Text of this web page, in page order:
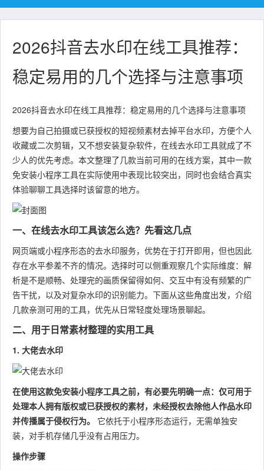
2026抖音去水印在线工具推荐：
稳定易用的几个选择与注意事项
2026抖音去水印在线工具推荐：稳定易用的几个选择与注意事项
想要为自己拍摄或已获授权的短视频素材去掉平台水印，方便个人
收藏或二次剪辑，又不想安装复杂软件，在线去水印工具就成了不
少人的优先考虑。本文整理了几款当前可用的在线方案，其中一款
免安装小程序工具在实际使用中表现比较突出，同时也会结合真实
体验聊聊工具选择时该留意的地方。
一、在线去水印工具该怎么选？先看这几点
网页端或小程序形态的去水印服务，优势在于打开即用，但也因此
存在水平参差不齐的情况。选择时可以侧重观察几个实际维度：解
析是不是顺畅、处理完的画质保留得如何、交互中有没有频繁的广
告干扰，以及对复杂水印的识别能力。下面从这些角度出发，介绍
几款亲测可用的工具，优先从日常轻度处理场景聊起。
二、用于日常素材整理的实用工具
1. 大佬去水印
在使用这款免安装小程序工具之前，有必要先明确一点：仅可用于
处理本人拥有版权或已获授权的素材，未经授权去除他人作品水印
并传播属于侵权行为。
它依托于小程序形态运行，无需单独安
装，对手机存储几乎没有占用压力。
操作步骤